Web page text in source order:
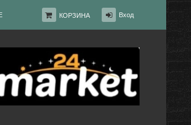
КОРЗИНА Вход